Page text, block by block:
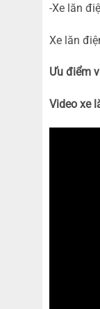
-Xe lăn
Xe lăn
Ưu điểm
Video xe